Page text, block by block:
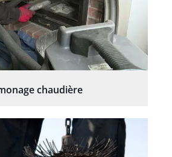
chaudière